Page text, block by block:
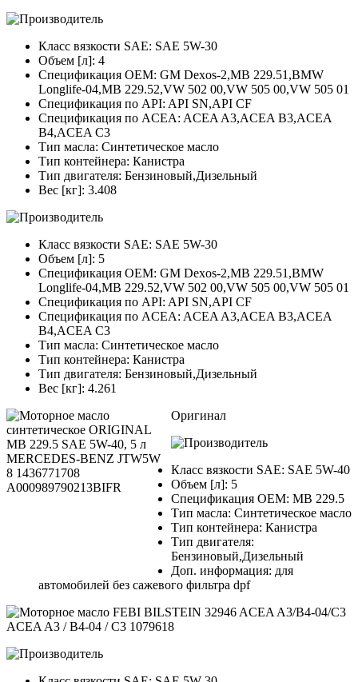
Класс вязкости SAE: SAE 5W-30
Объем [л]: 4
Спецификация OEM: GM Dexos-2,MB 229.51,BMW
Longlife-04,MB 229.52,VW 502 00,VW 505 00,VW 505 01
Спецификация по API: API SN,API CF
Спецификация по ACEA: ACEA A3,ACEA B3,ACEA
B4,ACEA C3
Тип масла: Синтетическое масло
Тип контейнера: Канистра
Тип двигателя: Бензиновый,Дизельный
Вес [кг]: 3.408
Класс вязкости SAE: SAE 5W-30
Объем [л]: 5
Спецификация OEM: GM Dexos-2,MB 229.51,BMW
Longlife-04,MB 229.52,VW 502 00,VW 505 00,VW 505 01
Спецификация по API: API SN,API CF
Спецификация по ACEA: ACEA A3,ACEA B3,ACEA
B4,ACEA C3
Тип масла: Синтетическое масло
Тип контейнера: Канистра
Тип двигателя: Бензиновый,Дизельный
Вес [кг]: 4.261
Оригинал
Класс вязкости SAE: SAE 5W-40
Объем [л]: 5
Спецификация OEM: MB 229.5
Тип масла: Синтетическое масло
Тип контейнера: Канистра
Тип двигателя:
Бензиновый,Дизельный
Доп. информация: для
автомобилей без сажевого фильтра dpf